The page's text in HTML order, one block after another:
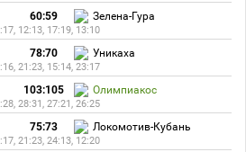
60:59 Зелена-Гура
12:13, 17:19, 13:10
78:70 Уникаха
21:23, 15:14, 23:17
103:105 Олимпиакос
28:31, 27:21, 26:25
75:73 Локомотив-Кубань
21:23, 24:13, 12:20